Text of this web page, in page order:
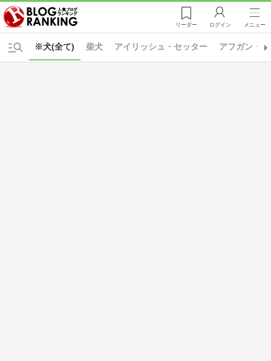
リーダー ログイン メニュー
※犬(全て) 柴犬 アイリッシュ・セッター アフガン・